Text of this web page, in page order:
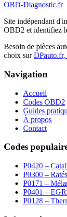
OBD-Diagnostic.fr
Site indépendant
OBD2 et identifiez
Besoin de pièces
choix sur DPauto.fr,
Navigation
Accueil
Codes OBD2
Guides
À propos
Contact
Codes
P0420 –
P0300 –
P0171 –
P0401 –
P0128 –